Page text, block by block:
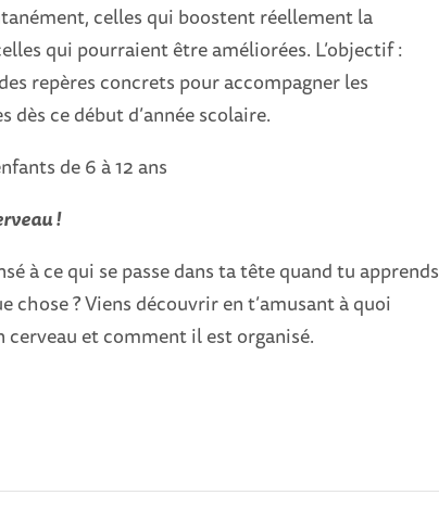
celles qui boostent réellement la
qui pourraient être améliorées. L’objectif :
repères concrets pour accompagner les
dès ce début d’année scolaire.
de 6 à 12 ans
!
à ce qui se passe dans ta tête quand tu apprends
chose ? Viens découvrir en t’amusant à quoi
cerveau et comment il est organisé.